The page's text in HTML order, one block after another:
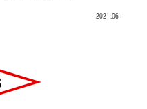
2021.06-